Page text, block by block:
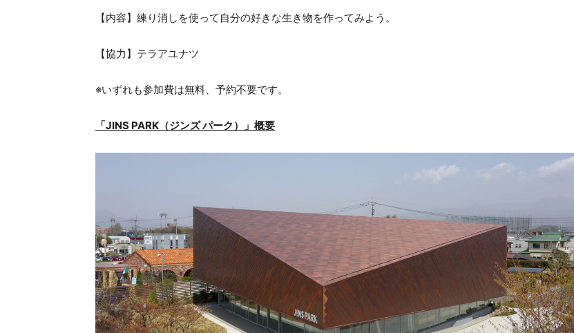
【内容】練り消しを使って自分の好きな生き物を作ってみよう。
【協力】テラアユナツ
※いずれも参加費は無料、予約不要です。
「JINS PARK（ジンズ パーク）」概要